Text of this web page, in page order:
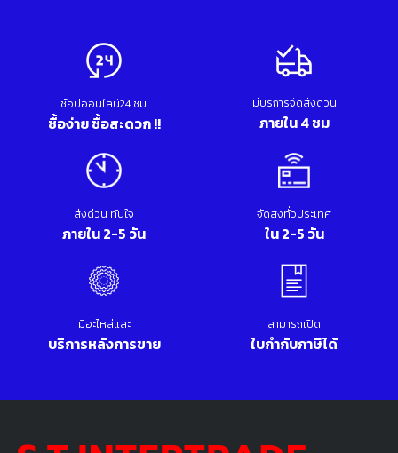
ช้อปออนไลน์24 ชม.
ซื้อง่าย ซื้อสะดวก !!
มีบริการจัดส่งด่วน
ภายใน 4 ชม
ส่งด่วน ทันใจ
ภายใน 2-5 วัน
จัดส่งทั่วประเทศ
ใน 2-5 วัน
มีอะไหล่และ
บริการหลังการขาย
สามารถเปิด
ใบกำกับภาษีได้